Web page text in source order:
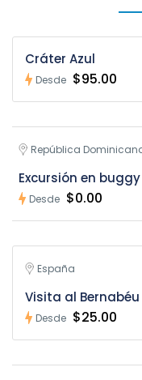
Cráter Azul
Desde $95.00
República
Excursión en buggy
Desde $0.00
España
Visita al
Desde $25.00